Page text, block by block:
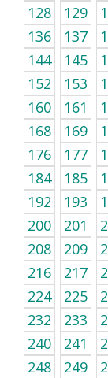
128
129
136
137
144
145
152
153
160
161
168
169
176
177
184
185
192
193
200
201
208
209
216
217
224
225
232
233
240
241
248
249